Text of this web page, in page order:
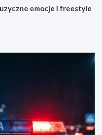
emocje i freestyle